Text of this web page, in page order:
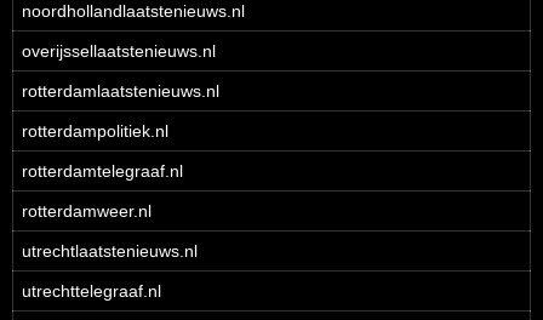
noordhollandlaatstenieuws.nl
overijssellaatstenieuws.nl
rotterdamlaatstenieuws.nl
rotterdampolitiek.nl
rotterdamtelegraaf.nl
rotterdamweer.nl
utrechtlaatstenieuws.nl
utrechttelegraaf.nl